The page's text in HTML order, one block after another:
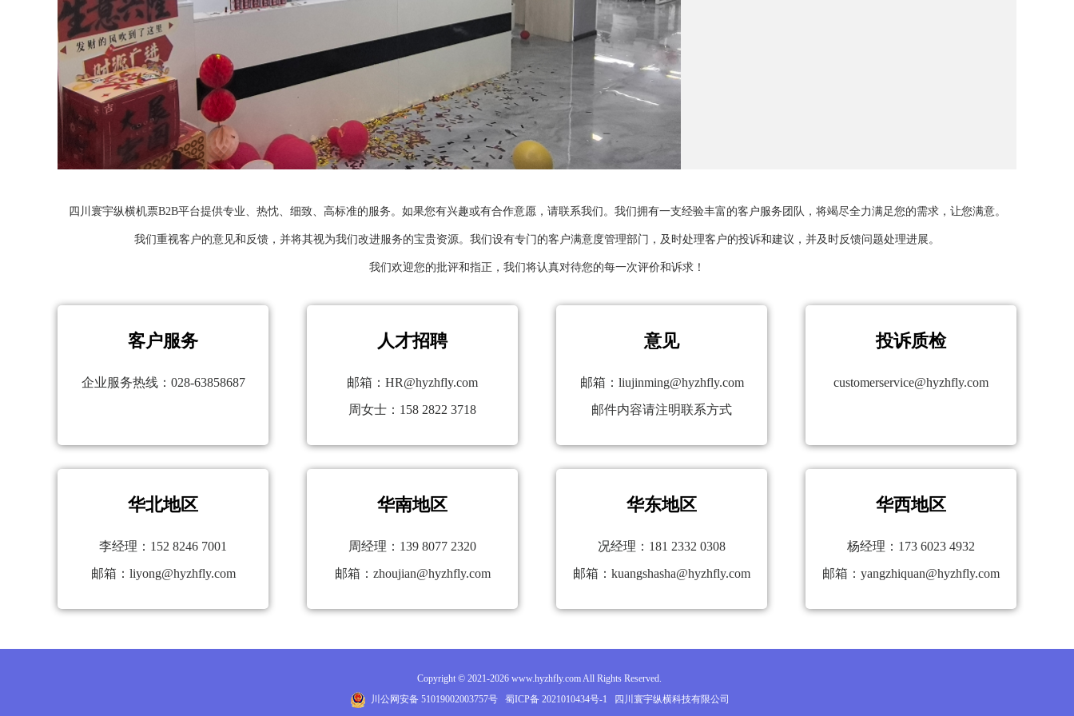
四川寰宇纵横机票B2B平台提供专业、热忱、细致、高标准的服务。如果您有兴趣或有合作意愿，请联系我们。我们拥有一支经验丰富的客户服务团队，将竭尽全力满足您的需求，让您满意。
我们重视客户的意见和反馈，并将其视为我们改进服务的宝贵资源。我们设有专门的客户满意度管理部门，及时处理客户的投诉和建议，并及时反馈问题处理进展。
我们欢迎您的批评和指正，我们将认真对待您的每一次评价和诉求！
客户服务
企业服务热线：028-63858687
人才招聘
邮箱：HR@hyzhfly.com
周女士：158 2822 3718
意见
邮箱：liujinming@hyzhfly.com
邮件内容请注明联系方式
投诉质检
customerservice@hyzhfly.com
华北地区
李经理：152 8246 7001
邮箱：liyong@hyzhfly.com
华南地区
周经理：139 8077 2320
邮箱：zhoujian@hyzhfly.com
华东地区
况经理：181 2332 0308
邮箱：kuangshasha@hyzhfly.com
华西地区
杨经理：173 6023 4932
邮箱：yangzhiquan@hyzhfly.com
Copyright © 2021-2026 www.hyzhfly.com All Rights Reserved.
川公网安备 51019002003757号
蜀ICP备 2021010434号-1 四川寰宇纵横科技有限公司